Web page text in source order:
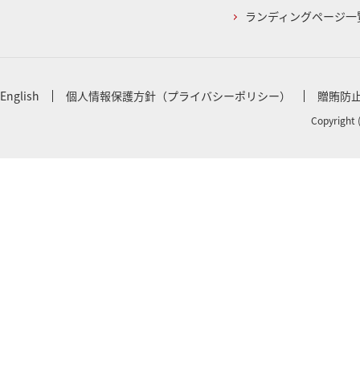
ランディングページ一
English 個人情報保護方針（プライバシーポリシー） 贈賄防
Copyright